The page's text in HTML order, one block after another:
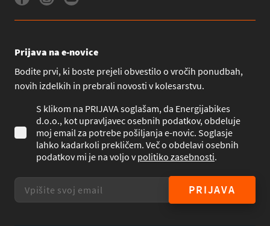
Prijava na e-novice
Bodite prvi, ki boste prejeli obvestilo o vročih ponudbah,
novih izdelkih in prebrali novosti v kolesarstvu.
S klikom na PRIJAVA soglašam, da Energijabikes
d.o.o., kot upravljavec osebnih podatkov, obdeluje
moj email za potrebe pošiljanja e-novic. Soglasje
lahko kadarkoli prekličem. Več o obdelavi osebnih
podatkov mi je na voljo vpolitiko zasebnosti.
PRIJAVA